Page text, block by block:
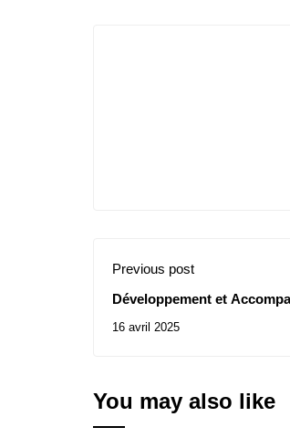
Previous post
Développement et
16 avril 2025
You may also like